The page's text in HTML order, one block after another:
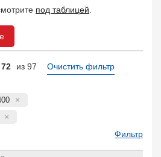
под таблицей
из 97 Очистить фильтр
Фильтр